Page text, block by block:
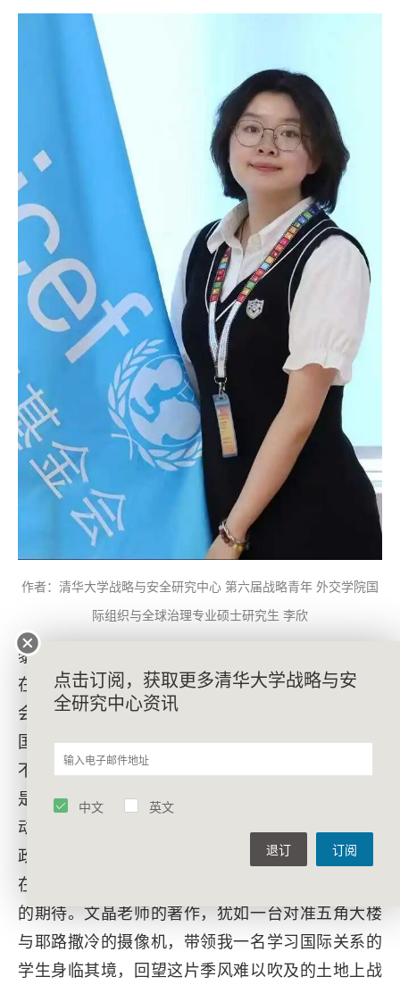
作者：清华大学战略与安全研究中心 第六届战略青年 外交学院国
际组织与全球治理专业硕士研究生 李欣
黎巴嫩诗人纪伯伦曾写道：我永远在沙岸上行走，
在沙上和泡沫的中间。潮水会抹去我的脚印，风也
会把泡沫吹走。但是海洋和沙岸却将永远存在。美
国和中东的关系就恰似《沙与沫》中的意象形容，
不论战略是收紧还是扩张，不论是面临长期态势还
是突发威胁，双方始终如海洋与沙岸般长期依存、
动态共存。奥巴马总统八年任期是冷战后美国中东
政策调整与转型的关键时期，既需修葺小布什政府
在中东的政治遗产，也承载着重振美国全球领导力
的期待。文晶老师的著作，犹如一台对准五角大楼
与耶路撒冷的摄像机，带领我一名学习国际关系的
学生身临其境，回望这片季风难以吹及的土地上战
点击订阅，获取更多清华大学战略与安
全研究中心资讯
中文 英文
订阅
退订